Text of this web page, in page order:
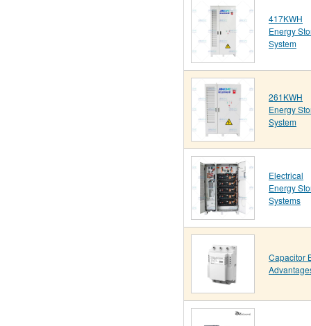
417KWH
Energy
System
261KWH
Energy
System
Electrical
Energy
Systems
Capacitor